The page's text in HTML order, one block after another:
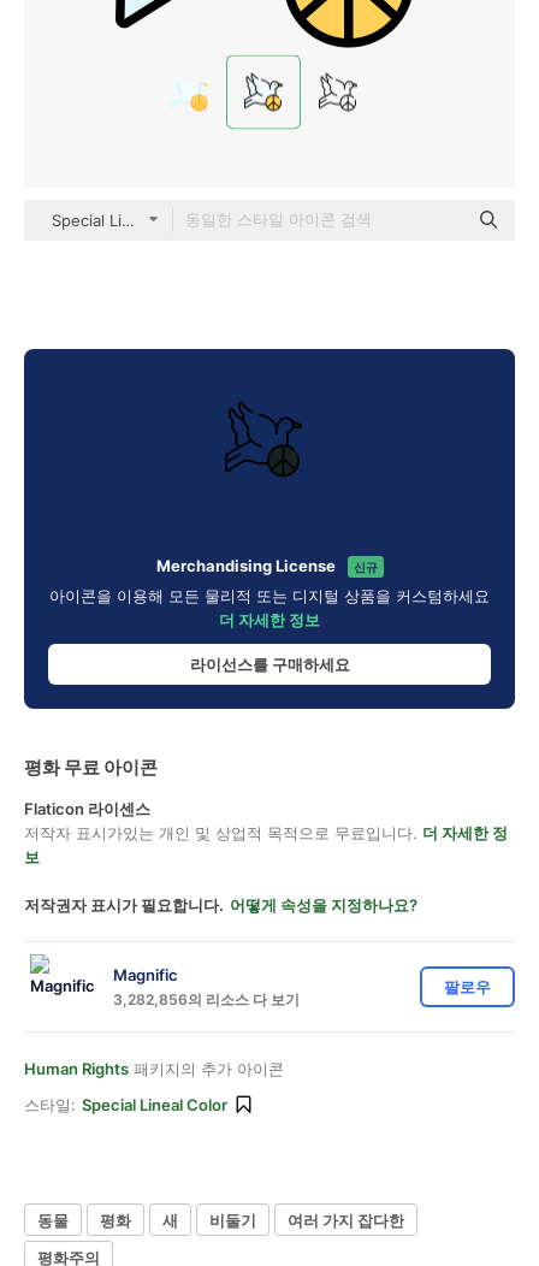
Special Lineal color
Merchandising License 신규
아이콘을 이용해 모든 물리적 또는 디지털 상품을 커스텀하세요
더 자세한 정보
라이선스를 구매하세요
평화 무료 아이콘
Flaticon 라이센스
저작자 표시가있는 개인 및 상업적 목적으로 무료입니다. 더 자세한 정
보
저작권자 표시가 필요합니다. 어떻게 속성을 지정하나요?
Magnific
3,282,856의 리소스 다 보기
팔로우
Human Rights 패키지의 추가 아이콘
스타일: Special Lineal Color
동물 평화 새 비둘기
여러 가지 잡다한
평화주의